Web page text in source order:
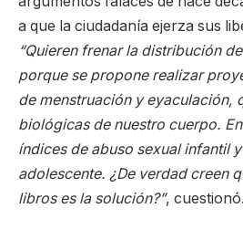
a que la ciudadanía ejerza sus
“Quieren frenar la distribución
porque se propone realizar
de menstruación y eyaculación,
biológicas de nuestro cuerpo.
índices de abuso sexual infantil
adolescente. ¿De verdad creen
libros es la solución?”, cuestionó.